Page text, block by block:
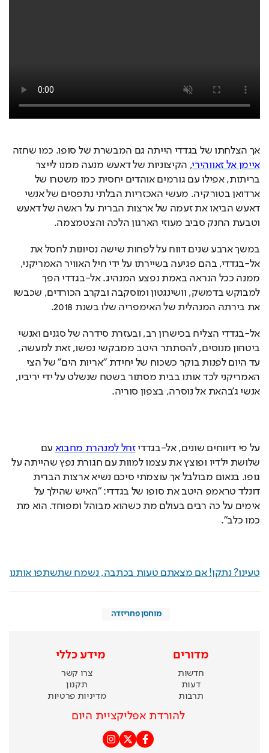
אך הצלחתו של בגדדי הייתה גם המבשרת של סופו. כמו שחזה
איימן אל זאווהירי
, הקיצוניות של דאעש מנעה ממנו לייצר
בריתות, אפילו עם גורמים אוהדים יחסית כמו משטרו של
ארדואן בטורקיה. מעשי האכזריות הבלתי נתפסים של אנשי
דאעש הביאו את זעמה של ארצות הברית על ראשה של דאעש
וטבעת החנק סביב מעוזי הארגון הלכה והצטמצמה.
במשך ארבע שנים דווח על לפחות שישה נסיונות לחסל את
אל-בגדדי, בהם פגיעה בשיירתו על ידי חיל האוויר האמריקני,
ממנה ככל הנראה באמת נפצע המנהיג. אל-בגדדי הפך
למבוקש בדמשק, וושינגטון ומוסקבה ובקרב הכורדים, שכבשו
את בירתה המנהלית של האימפריה שלו בשנת 2018.
אל-בגדדי הצליח בכישרון רב, ובעזרת סידרה של סגנים ואנשי
ביטחון מנוסים, להסתתר היטב ממבקשי נפשו, זאת למעשה,
עד היום לפנות בוקר כשכוח של יחידת "אריות הים" של הצי
האמריקני לכד אותו בבית מסתור בשטח שנשלט על ידי יריביו,
אנשי ג'בהאת אל נוסרה, בצפון סוריה.
על פי דיווחים שונים, אל-בגדדי זחל למנהרת מחבוא
עם
שלושת ילדיו ופוצץ את עצמו למוות עם חגורת נפץ שהייתה על
גופו. בנאום מבולבל אך עוצמתי סיכם נשיא ארצות הברית
דונלד טראמפ היטב את סופו של בגדדי: "האיש שהילך על
אימים על כה רבים בעולם מת כשהוא מבוהל ומפוחד. הוא מת
כמו כלב".
טעינו? נתקן! אם מצאתם טעות בכתבה, נשמח שתשתפו אותנו
מוחסן פחריזדה
מדורים
חדשות
דעות
תרבות
מידע כללי
צרו קשר
תקנון
מדיניות פרטיות
להורדת אפליקציית היום